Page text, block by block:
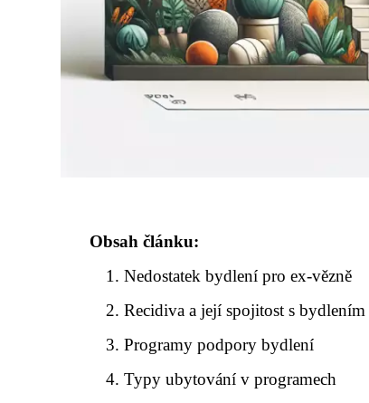
Obsah článku:
Nedostatek bydlení pro ex-vězně
Recidiva a její spojitost s bydlením
Programy podpory bydlení
Typy ubytování v programech